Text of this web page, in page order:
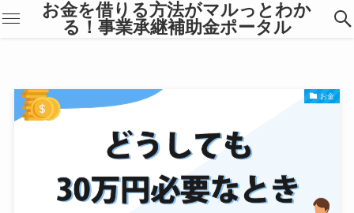
お金を借りる方法がマルっとわか
る！事業承継補助金ポータル
お金